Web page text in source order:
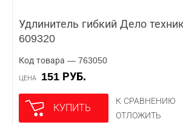
Удлинитель гибкий Дело
609320
Код товара — 763050
ЦЕНА 151 РУБ.
КУПИТЬ
К СРАВНЕНИЮ
ОТЛОЖИТЬ